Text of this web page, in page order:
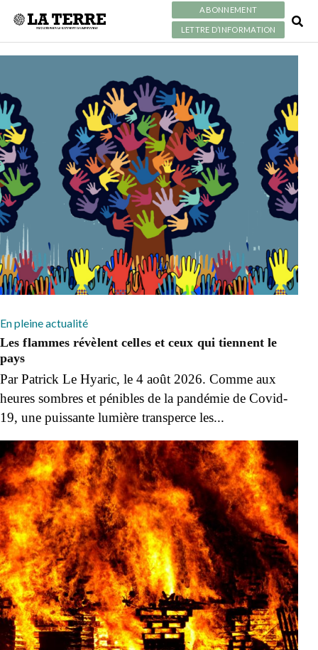
ABONNEMENT
LETTRE D’INFORMATION
En pleine actualité
Les flammes révèlent celles et ceux qui tiennent le
pays
Par Patrick Le Hyaric, le 4 août 2026. Comme aux
heures sombres et pénibles de la pandémie de Covid-
19, une puissante lumière transperce les...